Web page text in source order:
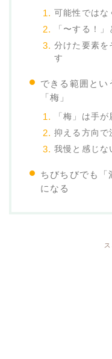
可能性ではな
「〜する！
分けた要素を
す
できる範囲とい
「梅」
「梅」は手
抑える方向で
我慢と感じな
ちびちびでも「
になる